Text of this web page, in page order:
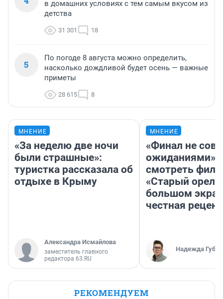
в домашних условиях с тем самым вкусом из
детства
31 301 18
5
По погоде 8 августа можно определить,
насколько дождливой будет осень — важные
приметы
28 615 8
МНЕНИЕ
«За неделю две ночи
были страшные»:
туристка рассказала об
отдыхе в Крыму
Александра Исмайлова
заместитель главного
редактора 63.RU
МНЕНИЕ
«Финал не
ожиданиями»:
смотреть
«Старый орел»
большом
честная
Надежда
РЕКОМЕНДУЕМ